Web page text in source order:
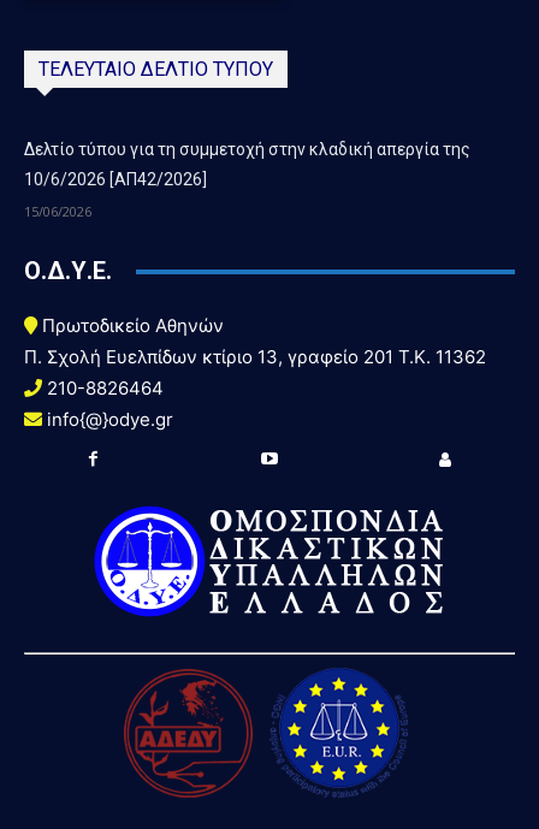
ΤΕΛΕΥΤΑΙΟ ΔΕΛΤΙΟ ΤΥΠΟΥ
Δελτίο τύπου για τη συμμετοχή στην κλαδική απεργία της
10/6/2026 [ΑΠ42/2026]
15/06/2026
Ο.Δ.Υ.Ε.
Πρωτοδικείο Αθηνών
Π. Σχολή Ευελπίδων κτίριο 13, γραφείο 201 T.K. 11362
210-8826464
info{@}odye.gr